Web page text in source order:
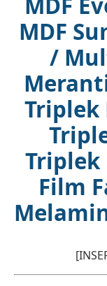
MDF
/
Triplek
Triplek
Film